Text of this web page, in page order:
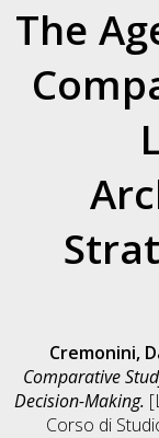
The
Cremonini,
Comparative
Decision-Making.
Corso di